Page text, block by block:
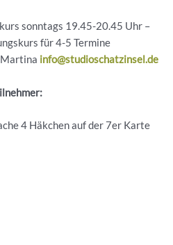
sonntags 19.45-20.45 Uhr –
für 4-5 Termine
info@studioschatzinsel.de
4 Häkchen auf der 7er Karte